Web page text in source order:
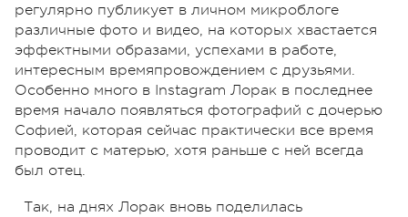
регулярно публикует в личном микроблоге
различные фото и видео, на которых хвастается
эффектными образами, успехами в работе,
интересным времяпровождением с друзьями.
Особенно много в Instagram Лорак в последнее
время начало появляться фотографий с дочерью
Софией, которая сейчас практически все время
проводит с матерью, хотя раньше с ней всегда
был отец.
Так, на днях Лорак вновь поделилась